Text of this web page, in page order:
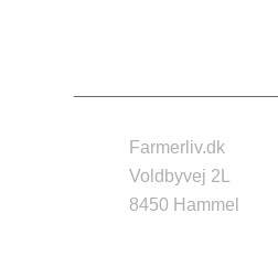
Farmerliv.dk
Voldbyvej 2L
8450 Hammel